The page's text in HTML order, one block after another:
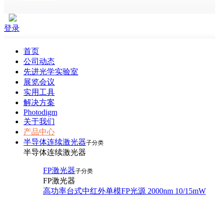
登录
首页
公司动态
先进光学实验室
展览会议
实用工具
解决方案
Photodigm
关于我们
产品中心
半导体连续激光器子分类
半导体连续激光器
FP激光器子分类
FP激光器
高功率台式中红外单模FP光源 2000nm 10/15mW